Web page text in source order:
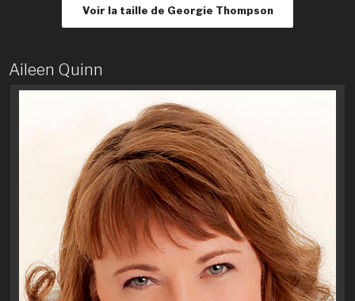
Voir la taille de Georgie Thompson
Aileen Quinn